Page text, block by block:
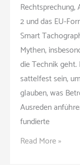
|
Salem)
Rechtsprechung,
2 und das EU-
Smart
Mythen,
die Technik
sattelfest sein,
glauben, was
Ausreden
fundierte
Spezielles
Read More »